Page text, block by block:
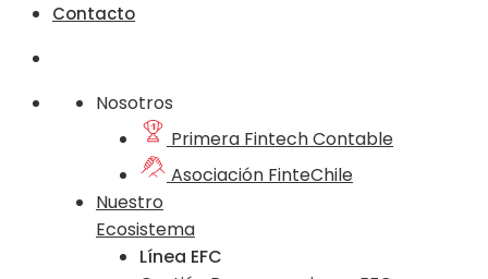
Contacto
Nosotros
Primera Fintech Contable
Asociación FinteChile
Nuestro
Ecosistema
Línea EFC